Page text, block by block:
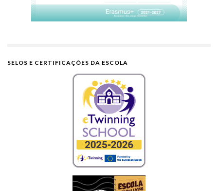
SELOS E CERTIFICAÇÕES DA ESCOLA